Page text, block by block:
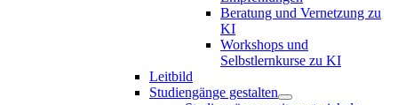
Beratung und Vernetzung zu
KI
Workshops und
Selbstlernkurse zu KI
Leitbild
Studiengänge gestalten